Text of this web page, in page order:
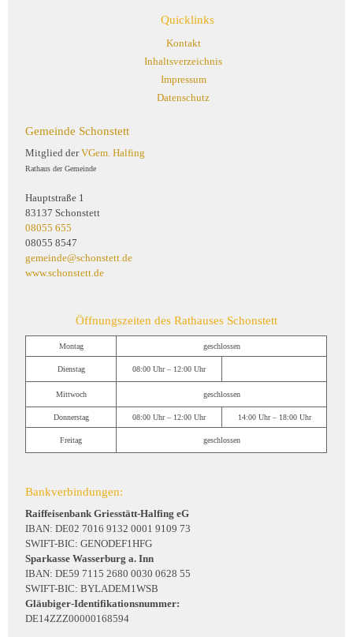
Quicklinks
Kontakt
Inhaltsverzeichnis
Impressum
Datenschutz
Gemeinde Schonstett
Mitglied derVGem. Halfing
Rathaus der Gemeinde
Hauptstraße 1
83137 Schonstett
08055 655
08055 8547
gemeinde@schonstett.de
www.schonstett.de
Öffnungszeiten des Rathauses Schonstett
Montag geschlossen
Dienstag 08:00 Uhr – 12:00 Uhr
Mittwoch geschlossen
Donnerstag 08:00 Uhr – 12:00 Uhr 14:00 Uhr – 18:00 Uhr
Freitag geschlossen
Bankverbindungen:
Raiffeisenbank Griesstätt-Halfing eG
IBAN: DE02 7016 9132 0001 9109 73
SWIFT-BIC: GENODEF1HFG
Sparkasse Wasserburg a. Inn
IBAN: DE59 7115 2680 0030 0628 55
SWIFT-BIC: BYLADEM1WSB
Gläubiger-Identifikationsnummer:
DE14ZZZ00000168594